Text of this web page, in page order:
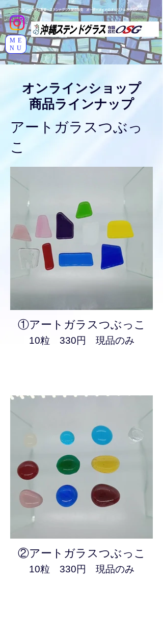
ステンドグラス教室・ステンドグラス製造販売 オーダーメイドのオリジナルガラスアート
ME
NU
オンラインショップ
商品ラインナップ
アートガラスつぶっ
こ
①アートガラスつぶっこ
10粒 330円 現品のみ
②アートガラスつぶっこ
10粒 330円 現品のみ